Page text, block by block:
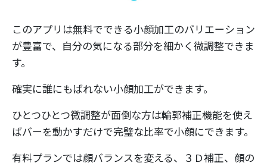
このアプリは無料でできる小顔加工のバリエーション
が豊富で、自分の気になる部分を細かく微調整できま
す。
確実に誰にもばれない小顔加工ができます。
ひとつひとつ微調整が面倒な方は輪郭補正機能を使え
ばバーを動かすだけで完璧な比率で小顔にできます。
有料プランでは顔バランスを変える、３Ｄ補正、顔の